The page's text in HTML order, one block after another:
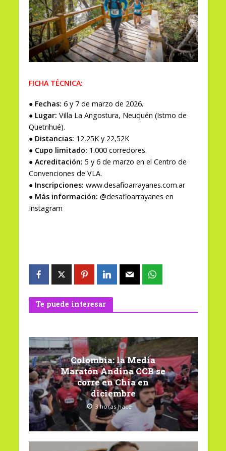
FICHA TÉCNICA:
● Fechas: 6 y 7 de marzo de 2026.
● Lugar: Villa La Angostura, Neuquén (Istmo de
Quetrihué).
● Distancias: 12,25K y 22,52K
● Cupo limitado: 1.000 corredores.
● Acreditación: 5 y 6 de marzo en el Centro de
Convenciones de VLA.
● Inscripciones: www.desafioarrayanes.com.ar
● Más información: @desafioarrayanes en
Instagram
Te puede interesar
Colombia: la Media
Maratón Andina CCB se
corre en Chía en
diciembre
3 horas hace